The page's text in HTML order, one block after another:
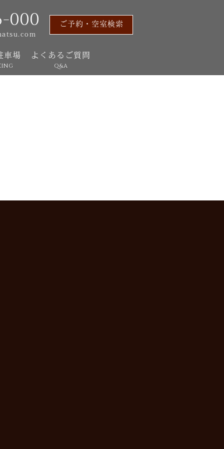
000
車場 よくあるご質問
Q&A
ご予約・空室検索